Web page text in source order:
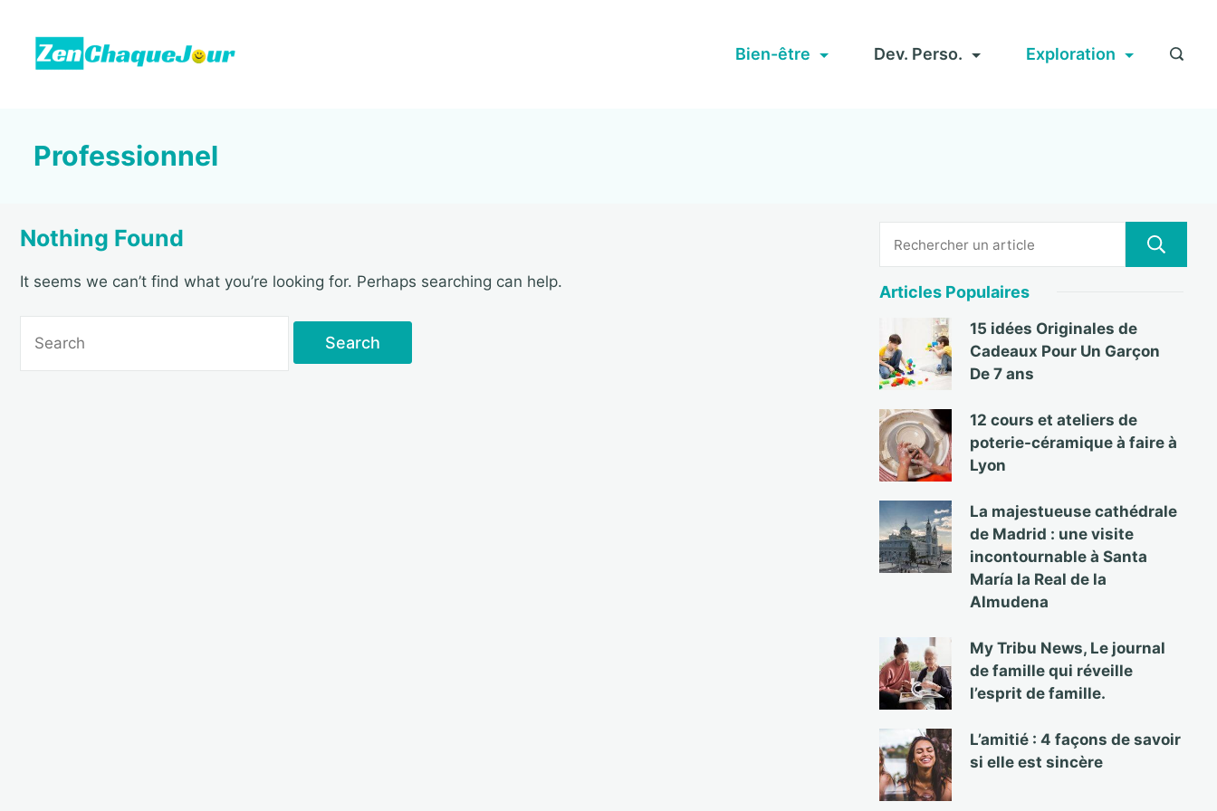
content
Bien-être Dev. Perso. Exploration
Professionnel
Nothing Found
It seems we can’t find what you’re looking for. Perhaps searching can help.
for:
Articles Populaires
15 idées Originales de
Cadeaux Pour Un Garçon
De 7 ans
12 cours et ateliers de
poterie-céramique à faire à
Lyon
La majestueuse cathédrale
de Madrid : une visite
incontournable à Santa
María la Real de la
Almudena
My Tribu News, Le journal
de famille qui réveille
l’esprit de famille.
L’amitié : 4 façons de savoir
si elle est sincère